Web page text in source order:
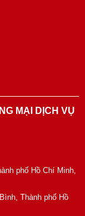
MẠI DỊCH VỤ
phố Hồ Chí Minh,
Thành phố Hồ